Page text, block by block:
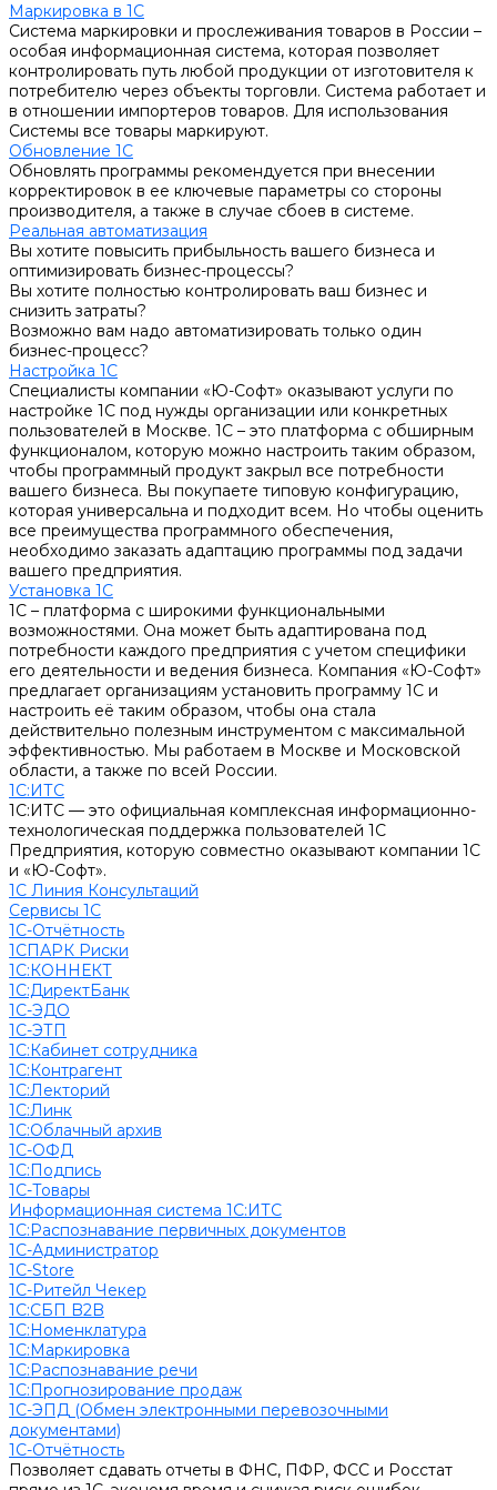
Маркировка в 1С
Система маркировки и прослеживания товаров в России –
особая информационная система, которая позволяет
контролировать путь любой продукции от изготовителя к
потребителю через объекты торговли. Система работает и
в отношении импортеров товаров. Для использования
Системы все товары маркируют.
Обновление 1С
Обновлять программы рекомендуется при внесении
корректировок в ее ключевые параметры со стороны
производителя, а также в случае сбоев в системе.
Реальная автоматизация
Вы хотите повысить прибыльность вашего бизнеса и
оптимизировать бизнес-процессы?
Вы хотите полностью контролировать ваш бизнес и
снизить затраты?
Возможно вам надо автоматизировать только один
бизнес-процесс?
Настройка 1С
Специалисты компании «Ю-Софт» оказывают услуги по
настройке 1С под нужды организации или конкретных
пользователей в Москве. 1С – это платформа с обширным
функционалом, которую можно настроить таким образом,
чтобы программный продукт закрыл все потребности
вашего бизнеса. Вы покупаете типовую конфигурацию,
которая универсальна и подходит всем. Но чтобы оценить
все преимущества программного обеспечения,
необходимо заказать адаптацию программы под задачи
вашего предприятия.
Установка 1С
1С – платформа с широкими функциональными
возможностями. Она может быть адаптирована под
потребности каждого предприятия с учетом специфики
его деятельности и ведения бизнеса. Компания «Ю-Софт»
предлагает организациям установить программу 1С и
настроить её таким образом, чтобы она стала
действительно полезным инструментом с максимальной
эффективностью. Мы работаем в Москве и Московской
области, а также по всей России.
1С:ИТС
1С:ИТС — это официальная комплексная информационно-
технологическая поддержка пользователей 1С
Предприятия, которую совместно оказывают компании 1С
и «Ю-Софт».
1С Линия Консультаций
Сервисы 1С
1С-Отчётность
1СПАРК Риски
1С:КОННЕКТ
1С:ДиректБанк
1С-ЭДО
1С-ЭТП
1С:Кабинет сотрудника
1С:Контрагент
1С:Лекторий
1С:Линк
1С:Облачный архив
1С-ОФД
1С:Подпись
1С-Товары
Информационная система 1С:ИТС
1С:Распознавание первичных документов
1С-Администратор
1С-Store
1С-Ритейл Чекер
1С:СБП B2B
1С:Номенклатура
1С:Маркировка
1С:Распознавание речи
1С:Прогнозирование продаж
1С-ЭПД (Обмен электронными перевозочными
документами)
1С-Отчётность
Позволяет сдавать отчеты в ФНС, ПФР, ФСС и Росстат